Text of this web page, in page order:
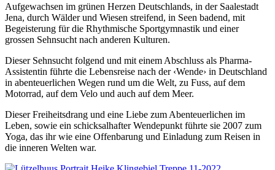
Aufgewachsen im grünen Herzen Deutschlands, in der Saalestadt
Jena, durch Wälder und Wiesen streifend, in Seen badend, mit
Begeisterung für die Rhythmische Sportgymnastik und einer
grossen Sehnsucht nach anderen Kulturen.
Dieser Sehnsucht folgend und mit einem Abschluss als Pharma-
Assistentin führte die Lebensreise nach der ‹Wende› in Deutschland
in abenteuerlichen Wegen rund um die Welt, zu Fuss, auf dem
Motorrad, auf dem Velo und auch auf dem Meer.
Dieser Freiheitsdrang und eine Liebe zum Abenteuerlichen im
Leben, sowie ein schicksalhafter Wendepunkt führte sie 2007 zum
Yoga, das ihr wie eine Offenbarung und Einladung zum Reisen in
die inneren Welten war.